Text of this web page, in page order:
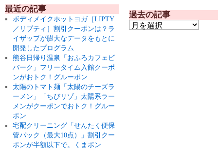
最近の記事
ボディメイクホットヨガ［LIPTY
／リプティ］割引クーポンは？ラ
イザップが膨大なデータをもとに
開発したプログラム
熊谷日帰り温泉「おふろカフェビ
バーク」フリータイム入館クーポ
ンがおトク！グルーポン
太陽のトマト麺「太陽のチーズラ
ーメン」「ちびリゾ」太陽系ラー
メンがクーポンでおトク！グルー
ポン
宅配クリーニング「せんたく便保
管パック（最大10点）」割引クー
ポンが半額以下で。くまポン
過去の記事